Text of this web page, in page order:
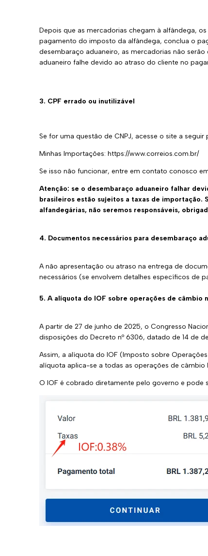
Depois que as mercadorias chegam à alfândega,
pagamento do imposto da alfândega, conclua o
desembaraço aduaneiro, as mercadorias não
aduaneiro falhe devido ao atraso do cliente no
3. CPF errado ou inutilizável
Se for uma questão de CNPJ, acesse o site a seguir
Minhas Importações: https://www.correios.com.br/
Se isso não funcionar, entre em contato conosco
Atenção: se o desembaraço aduaneiro falhar
brasileiros estão sujeitos a taxas de importação.
alfandegárias, não seremos responsáveis,
4. Documentos necessários para desembaraço
A não apresentação ou atraso na entrega de
necessários (se envolvem detalhes específicos de
5. A alíquota do IOF sobre operações de câmbio
A partir de 27 de junho de 2025, o Congresso
disposições do Decreto nº 6306, datado de 14 de
Assim, a alíquota do IOF (Imposto sobre
alíquota aplica-se a todas as operações de
O IOF é cobrado diretamente pelo governo e